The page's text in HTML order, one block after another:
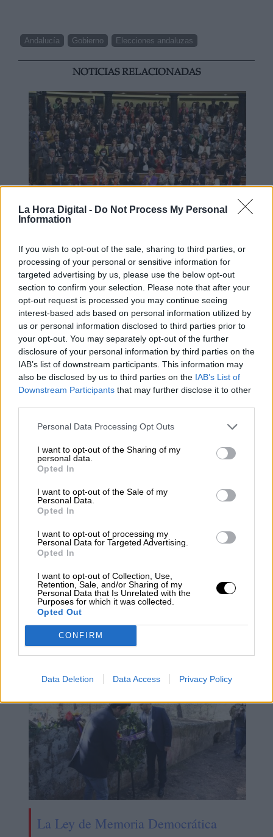
La Hora Digital - Do Not Process My Personal
Information
If you wish to opt-out of the sale, sharing to third parties, or
processing of your personal or sensitive information for
targeted advertising by us, please use the below opt-out
section to confirm your selection. Please note that after your
opt-out request is processed you may continue seeing
interest-based ads based on personal information utilized by
us or personal information disclosed to third parties prior to
your opt-out. You may separately opt-out of the further
disclosure of your personal information by third parties on the
IAB’s list of downstream participants. This information may
also be disclosed by us to third parties on the IAB’s List of
Downstream Participants that may further disclose it to other
Personal Data Processing Opt Outs
I want to opt-out of the Sharing of my
personal data.
Opted In
I want to opt-out of the Sale of my
Personal Data.
Opted In
I want to opt-out of processing my
Personal Data for Targeted Advertising.
Opted In
I want to opt-out of Collection, Use,
Retention, Sale, and/or Sharing of my
Personal Data that Is Unrelated with the
Purposes for which it was collected.
Opted Out
CONFIRM
Data Deletion Data Access Privacy Policy
Andalucía Gobierno Elecciones andaluzas
NOTICIAS RELACIONADAS
Echa a andar la legislatura
Gómez lamenta que el PP no tenga
Pilar Llop reivindica seguir formando
con perspectiva feminista
La Ley de Memoria Democrática